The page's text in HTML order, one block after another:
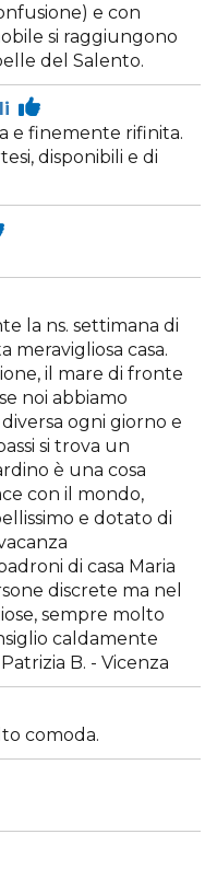
e con
si raggiungono
del Salento.
e finemente rifinita.
disponibili e di
la ns. settimana di
meravigliosa casa.
il mare di fronte
noi abbiamo
ogni giorno e
si trova un
è una cosa
con il mondo,
e dotato di
di casa Maria
discrete ma nel
sempre molto
caldamente
B. - Vicenza
comoda.